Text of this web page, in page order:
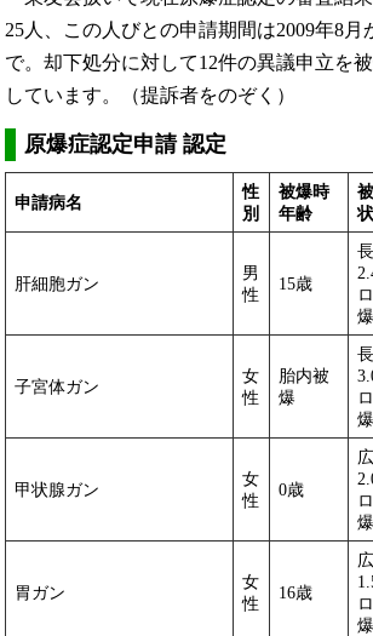
25人、この人びとの申請期間は2009年8月
で。却下処分に対して12件の異議申立を
しています。（提訴者をのぞく）
原爆症認定申請 認定
申請病名
性
別
被爆時
年齢
肝細胞ガン
男
性
15歳
爆
子宮体ガン
女
性
胎内被
爆
爆
甲状腺ガン
女
性
0歳
爆
胃ガン
女
性
16歳
爆